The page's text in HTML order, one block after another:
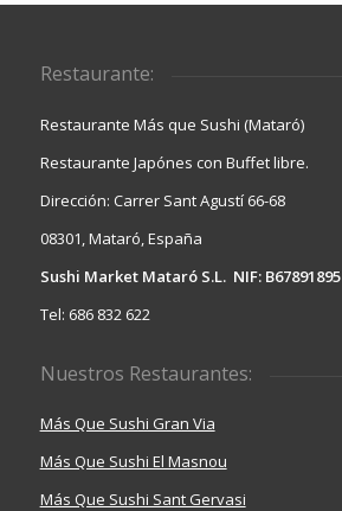
Restaurante:
Restaurante Más que Sushi (Mataró)
Restaurante Japónes con Buffet libre.
Dirección: Carrer Sant Agustí 66-68
08301, Mataró, España
Sushi Market Mataró S.L. NIF: B67891895
Tel: 686 832 622
Nuestros Restaurantes:
Más Que Sushi Gran Via
Más Que Sushi El Masnou
Más Que Sushi Sant Gervasi